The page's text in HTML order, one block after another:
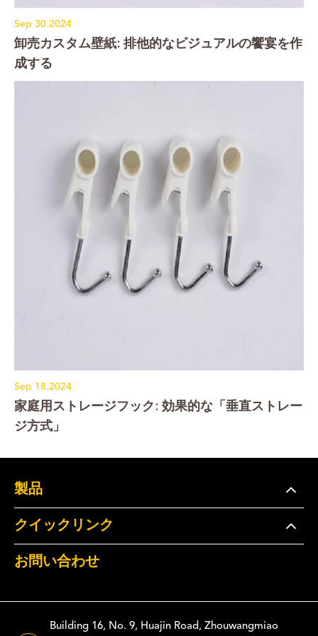
Sep 30.2024
卸売カスタム壁紙: 排他的なビジュアルの饗宴を作
成する
Sep 18.2024
家庭用ストレージフック: 効果的な「垂直ストレー
ジ方式」
製品
クイックリンク
お問い合わせ
Building 16, No. 9, Huajin Road, Zhouwangmiao